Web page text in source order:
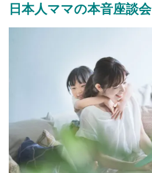
日本人ママの本音座談会